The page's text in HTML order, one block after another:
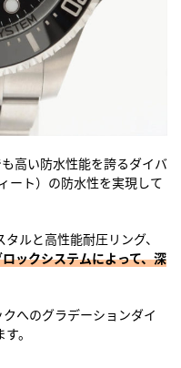
高い防水性能を誇るダイバ
ート）の防水性を実現して
ルと高性能耐圧リング、
ックシステムによって、深
へのグラデーションダイ
。